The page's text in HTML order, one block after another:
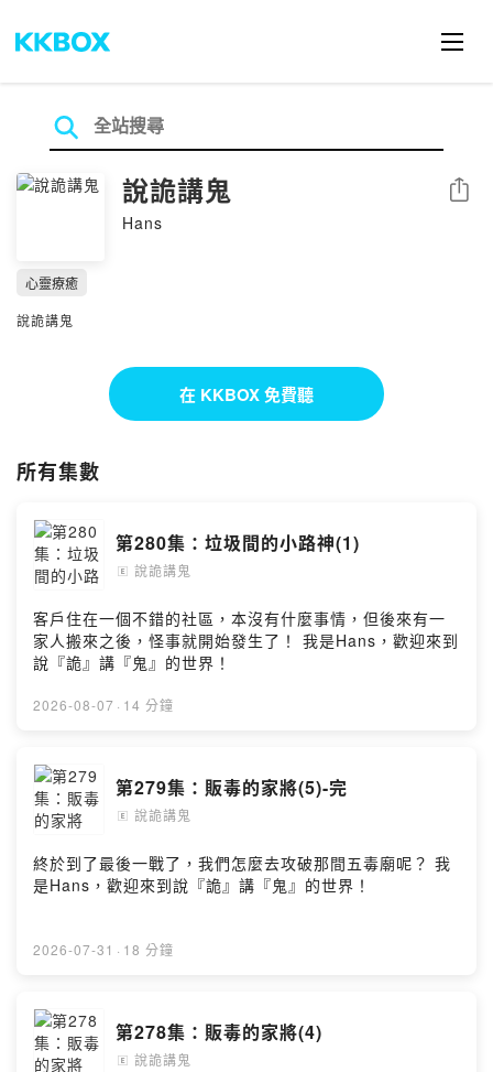
說詭講鬼
Hans
分享
心靈療癒
說詭講鬼
在 KKBOX 免費聽
所有集數
第280集：垃圾間的小路神(1)
🄴 說詭講鬼
客戶住在一個不錯的社區，本沒有什麼事情，但後來有一
家人搬來之後，怪事就開始發生了！ 我是Hans，歡迎來到
說『詭』講『鬼』的世界！
2026-08-07 · 14 分鐘
第279集：販毒的家將(5)-完
🄴 說詭講鬼
終於到了最後一戰了，我們怎麼去攻破那間五毒廟呢？ 我
是Hans，歡迎來到說『詭』講『鬼』的世界！
2026-07-31 · 18 分鐘
第278集：販毒的家將(4)
🄴 說詭講鬼